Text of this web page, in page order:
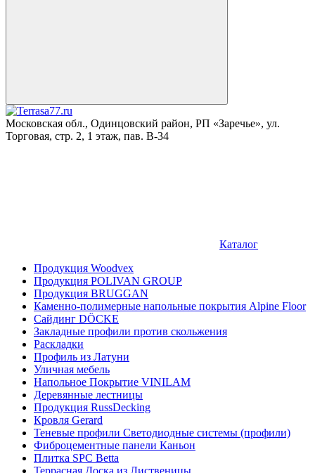
Московская обл., Одинцовский район, РП «Заречье», ул.
Торговая, стр. 2, 1 этаж, пав. B-34
Каталог
Продукция Woodvex
Продукция POLIVAN GROUP
Продукция BRUGGAN
Каменно-полимерные напольные покрытия Alpine Floor
Сайдинг DÖCKE
Закладные профили против скольжения
Раскладки
Профиль из Латуни
Уличная мебель
Напольное Покрытие VINILAM
Деревянные лестницы
Продукция RussDecking
Кровля Gerard
Теневые профили Светодиодные системы (профили)
Фиброцементные панели Каньон
Плитка SPC Betta
Террасная Доска из Лиственицы